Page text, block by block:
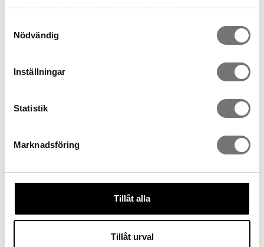
Nödvändig
Inställningar
Statistik
Marknadsföring
Tillåt alla
Tillåt urval
379 kr